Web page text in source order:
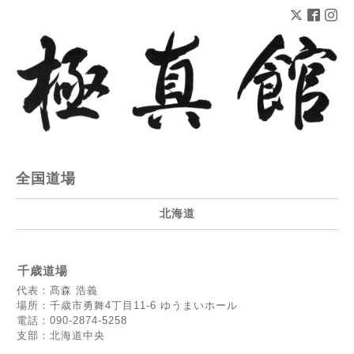
全国道場
北海道
千歳道場
代表：髙森 浩義
場所：千歳市勇舞4丁目11-6 ゆうまいホール
電話：090-2874-5258
支部：北海道中央